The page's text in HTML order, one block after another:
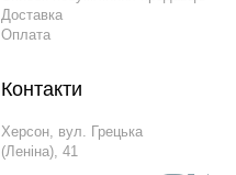
Доставка
Оплата
Контакти
Херсон, вул. Грецька
(Леніна), 41